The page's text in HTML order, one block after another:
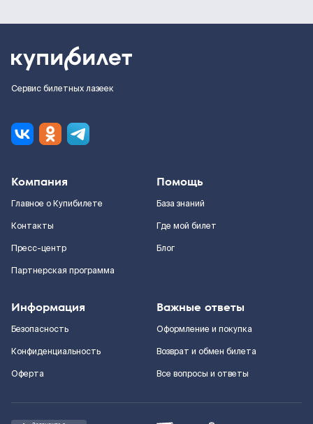
Сервис билетных лазеек
Компания
Главное о Купибилете
Контакты
Пресс-центр
Партнерская программа
Помощь
База знаний
Где мой билет
Блог
Информация
Безопасность
Конфиденциальность
Оферта
Важные ответы
Оформление и покупка
Возврат и обмен билета
Все вопросы и ответы